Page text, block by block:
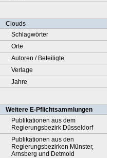
Clouds
Schlagwörter
Orte
Autoren / Beteiligte
Verlage
Jahre
Weitere E-Pflichtsammlungen
Publikationen aus dem
Regierungsbezirk Düsseldorf
Publikationen aus den
Regierungsbezirken Münster,
Arnsberg und Detmold